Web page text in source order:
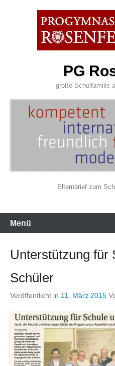
PG
große Schulfamilie
Elternbrief zum
Primäres
Menü
Menü
Unterstützung für
Schüler
Veröffentlicht in 11. März 2015